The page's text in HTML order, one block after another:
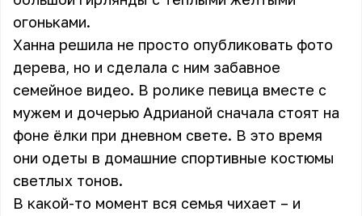
огоньками.
Ханна решила не просто опубликовать фото
дерева, но и сделала с ним забавное
семейное видео. В ролике певица вместе с
мужем и дочерью Адрианой сначала стоят на
фоне ёлки при дневном свете. В это время
они одеты в домашние спортивные костюмы
светлых тонов.
В какой-то момент вся семья чихает – и